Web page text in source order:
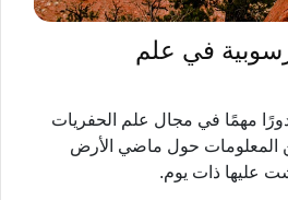
في علم
مهمًا في مجال علم الحفريات
المعلومات حول ماضي الأرض
عليها ذات يوم.